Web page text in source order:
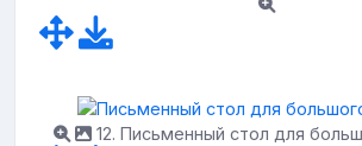
12. Письменный стол для